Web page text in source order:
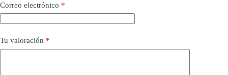
Correo electrónico *
Tu valoración *